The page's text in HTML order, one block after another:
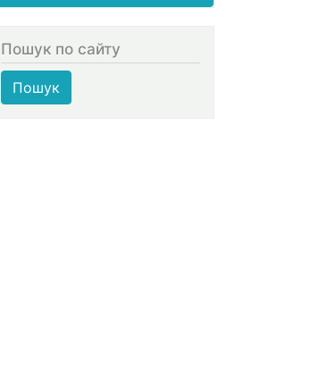
Пошук по сайту
Пошук